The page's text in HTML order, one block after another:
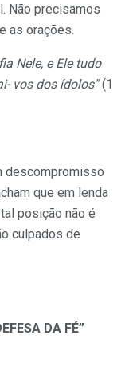
Não precisamos
as orações.
Nele, e Ele tudo
vos dos ídolos”(1
descompromisso
que em lenda
posição não é
culpados de
DA FÉ”